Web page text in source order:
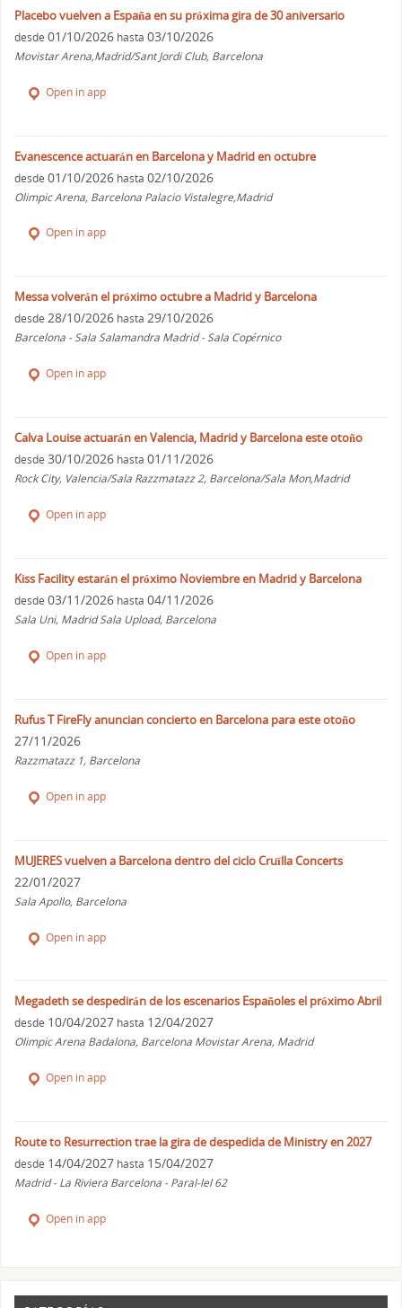
Placebo vuelven a España en su próxima gira de 30 aniversario
desde 01/10/2026 hasta 03/10/2026
Movistar Arena,Madrid/Sant Jordi Club, Barcelona
Open in app
Evanescence actuarán en Barcelona y Madrid en octubre
desde 01/10/2026 hasta 02/10/2026
Olimpic Arena, Barcelona Palacio Vistalegre,Madrid
Open in app
Messa volverán el próximo octubre a Madrid y Barcelona
desde 28/10/2026 hasta 29/10/2026
Barcelona - Sala Salamandra Madrid - Sala Copérnico
Open in app
Calva Louise actuarán en Valencia, Madrid y Barcelona este otoño
desde 30/10/2026 hasta 01/11/2026
Rock City, Valencia/Sala Razzmatazz 2, Barcelona/Sala Mon,Madrid
Open in app
Kiss Facility estarán el próximo Noviembre en Madrid y Barcelona
desde 03/11/2026 hasta 04/11/2026
Sala Uni, Madrid Sala Upload, Barcelona
Open in app
Rufus T FireFly anuncian concierto en Barcelona para este otoño
27/11/2026
Razzmatazz 1, Barcelona
Open in app
MUJERES vuelven a Barcelona dentro del ciclo Cruïlla Concerts
22/01/2027
Sala Apollo, Barcelona
Open in app
Megadeth se despedirán de los escenarios Españoles el próximo Abril
desde 10/04/2027 hasta 12/04/2027
Olimpic Arena Badalona, Barcelona Movistar Arena, Madrid
Open in app
Route to Resurrection trae la gira de despedida de Ministry en 2027
desde 14/04/2027 hasta 15/04/2027
Madrid - La Riviera Barcelona - Paral-lel 62
Open in app